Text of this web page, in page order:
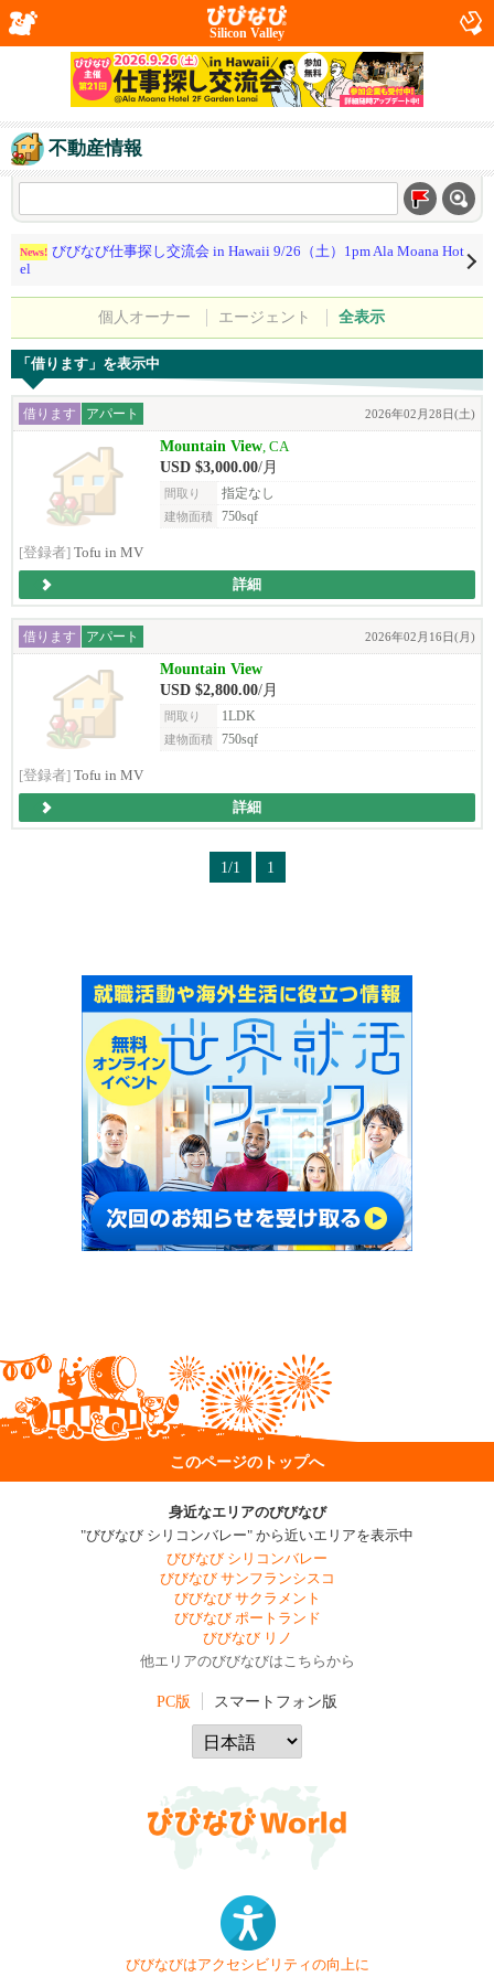
Silicon Valley
不動産情報
News! びびなび仕事探し交流会 in Hawaii 9/26（土）1pm Ala Moana Hot
el
個人オーナー エージェント 全表示
「借ります」を表示中
借ります アパート 2026年02月28日(土)
Mountain View, CA
USD $3,000.00/月
間取り 指定なし
建物面積 750sqf
[登録者] Tofu in MV
詳細
借ります アパート 2026年02月16日(月)
Mountain View
USD $2,800.00/月
間取り 1LDK
建物面積 750sqf
[登録者] Tofu in MV
詳細
1/1 1
このページのトップへ
身近なエリアのびびなび
"びびなび シリコンバレー" から近いエリアを表示中
びびなび シリコンバレー
びびなび サンフランシスコ
びびなび サクラメント
びびなび ポートランド
びびなび リノ
他エリアのびびなびはこちらから
PC版 スマートフォン版
びびなびはアクセシビリティの向上に